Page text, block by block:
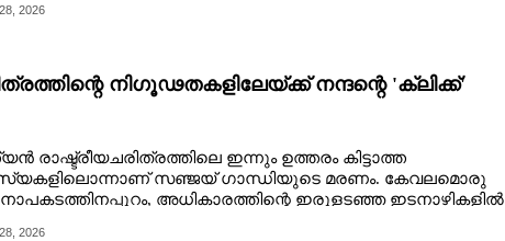
2026
നിഗൂഢതകളിലേയ്ക്ക് നന്ദന്റെ 'ക്ലിക്ക്'
രാഷ്ട്രീയചരിത്രത്തിലെ ഇന്നും ഉത്തരം കിട്ടാത്ത
സഞ്ജയ് ഗാന്ധിയുടെ മരണം. കേവലമൊരു
അധികാരത്തിന്റെ ഇരുളടഞ്ഞ ഇടനാഴികളിൽ
2026